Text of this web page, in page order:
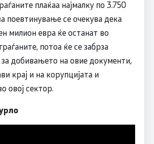
плаќаа најмалку по 3.750
поевтинување се очекува дека
милион евра ќе останат во
потоа ќе се забрза
добивањето на овие документи,
крај и на корупцијата и
овој сектор.